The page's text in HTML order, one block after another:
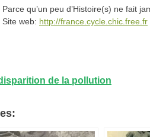
Parce qu’un peu d’Histoire(s) ne fait
Site web: http://france.cycle.chic.free.fr
de la pollution